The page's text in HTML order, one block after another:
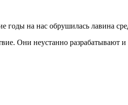
годы на нас обрушилась лавина
Они неустанно разрабатывают